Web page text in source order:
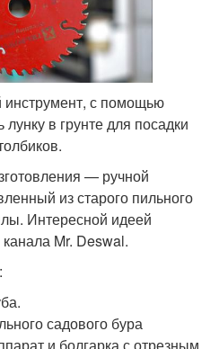
с помощью
в грунте для посадки
— ручной
из старого пильного
Интересной идеей
Mr. Deswal.
садового бура